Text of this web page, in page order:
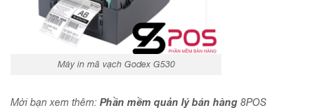
Máy in mã vạch Godex G530
Mời bạn xem thêm: Phần mềm quản lý bán hàng 8POS